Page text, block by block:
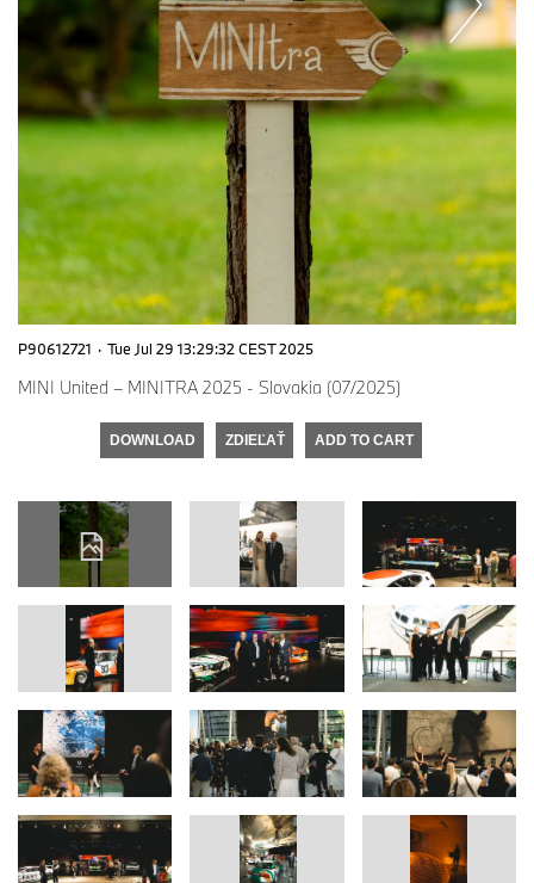
P90612721 · Tue Jul 29 13:29:32 CEST 2025
MINI United – MINITRA 2025 - Slovakia (07/2025)
DOWNLOAD ZDIEĽAŤ ADD TO CART